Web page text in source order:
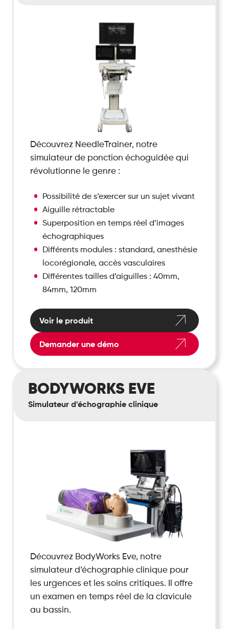
Découvrez NeedleTrainer, notre
simulateur de ponction échoguidée qui
révolutionne le genre :
Possibilité de s’exercer sur un sujet vivant
Aiguille rétractable
Superposition en temps réel d’images
échographiques
Différents modules : standard, anesthésie
locorégionale, accès vasculaires
Différentes tailles d’aiguilles : 40mm,
84mm, 120mm
Voir le produit
Demander une démo
BODYWORKS EVE
Simulateur d'échographie clinique
Découvrez BodyWorks Eve, notre
simulateur d’échographie clinique pour
les urgences et les soins critiques. Il offre
un examen en temps réel de la clavicule
au bassin.